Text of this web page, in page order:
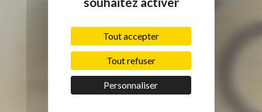
professionnels
Tout accepter
Tout refuser
Personnaliser